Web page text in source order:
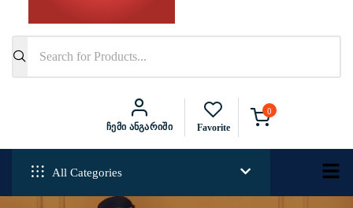
Ჩემი Ანგარიში Favorite
0
All Categories